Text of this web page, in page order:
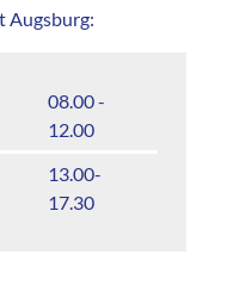
Augsburg:
08.00 -
12.00
13.00-
17.30